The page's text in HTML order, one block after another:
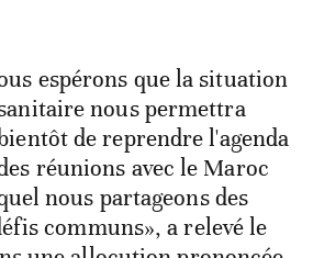
espérons que la situation
nous permettra
de reprendre l'agenda
réunions avec le Maroc
nous partageons des
communs», a relevé le